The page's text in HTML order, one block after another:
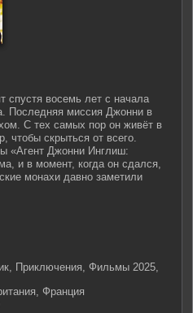
спустя восемь лет с начала
Последняя миссия Джонни в
С тех самых пор он живёт в
чтобы скрыться от всего.
«Агент Джонни Инглиш:
и в момент, когда он сдался,
монахи давно заметили
Приключения, Фильмы 2025,
Франция